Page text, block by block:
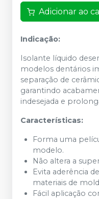
Adicionar ao
Indicação:
Isolante líquido
modelos dentários
separação de
garantindo
indesejada e
Características:
Forma uma
modelo.
Não altera a
Evita aderência
materiais de
Fácil aplicação